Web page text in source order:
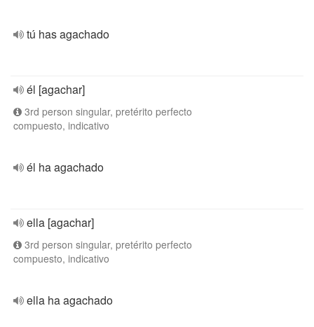
tú has agachado
él [agachar]
3rd person singular, pretérito perfecto
compuesto, indicativo
él ha agachado
ella [agachar]
3rd person singular, pretérito perfecto
compuesto, indicativo
ella ha agachado